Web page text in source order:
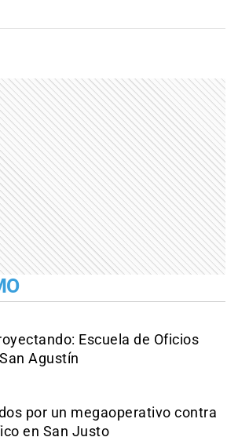
Escuela de Oficios
Agustín
por un megaoperativo contra
en San Justo